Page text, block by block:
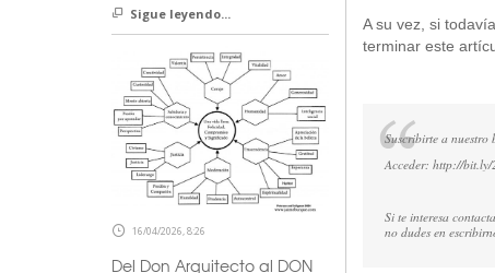
A su vez, si
terminar este
Suscribirte a nuestro
Acceder: http://bit.ly/
Si te interesa
no dudes en
Sigue leyendo...
16/04/2026, 8:26
Del Don Arquitecto al DON